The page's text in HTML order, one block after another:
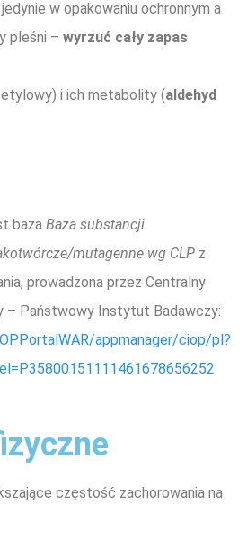
w opakowaniu ochronnym a
pleśni – wyrzuć cały zapas
i ich metabolity (aldehyd
baza Baza substancji
mutagenne wg CLP z
prowadzona przez Centralny
– Państwowy Instytut Badawczy:
appmanager/ciop/pl?
częstość zachorowania na